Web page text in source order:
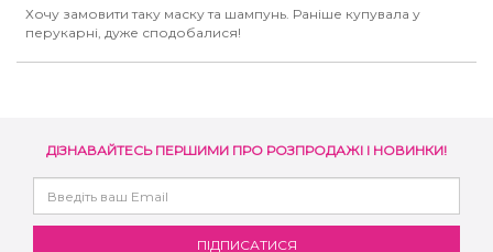
Хочу замовити таку маску та шампунь. Раніше купувала у
перукарні, дуже сподобалися!
ДІЗНАВАЙТЕСЬ ПЕРШИМИ ПРО РОЗПРОДАЖІ І НОВИНКИ!